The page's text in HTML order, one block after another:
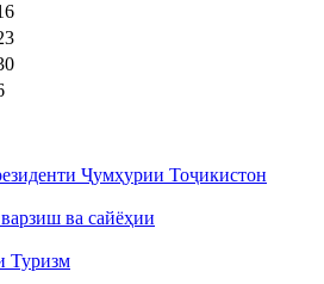
Ҷумҳурии Тоҷикистон
ва сайёҳии
Туризм